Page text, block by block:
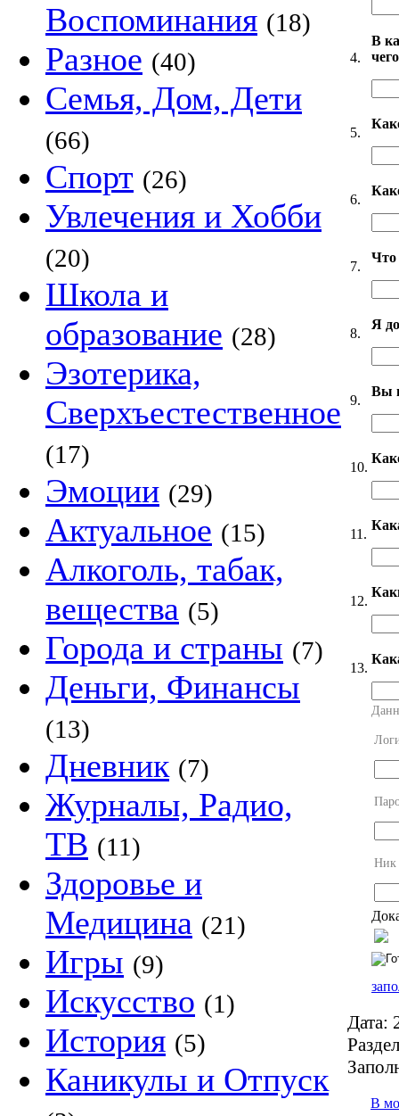
Воспоминания (18)
Разное (40)
Семья, Дом, Дети
(66)
Спорт (26)
Увлечения и Хобби
(20)
Школа и
образование (28)
Эзотерика,
Сверхъестественное
(17)
Эмоции (29)
Актуальное (15)
Алкоголь, табак,
вещества (5)
Города и страны (7)
Деньги, Финансы
(13)
Дневник (7)
Журналы, Радио,
ТВ (11)
Здоровье и
Медицина (21)
Игры (9)
Искусство (1)
История (5)
Каникулы и Отпуск
4.
В
5.
6.
7.
Что
8.
Я
9.
Вы
10.
11.
12.
13.
Ник
Дата:
В